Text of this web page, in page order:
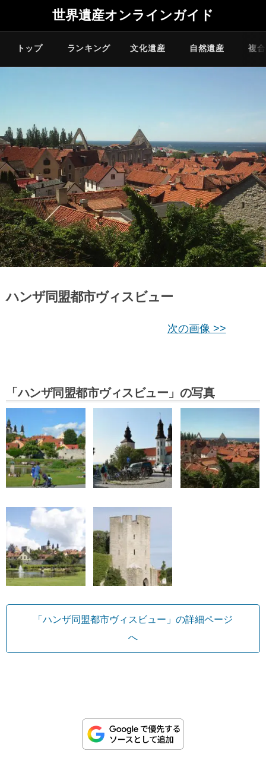
世界遺産オンラインガイド
トップ ランキング 文化遺産 自然遺産 複
ハンザ同盟都市ヴィスビュー
次の画像 >>
「ハンザ同盟都市ヴィスビュー」の写真
「ハンザ同盟都市ヴィスビュー」の詳細ページ
へ